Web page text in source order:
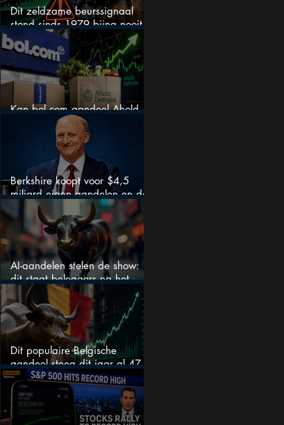
Dit zeldzame beurssignaal
stond sinds 1979 bijna nooit
zo extreem
Kan bol.com aandeel Ahold
nieuw leven inblazen?
Berkshire koopt voor $4,5
miljard eigen aandelen en dat
zegt veel over de waardering
AI-aandelen stelen de show:
dit staat beleggers na het
weekend te wachten
Dit populaire Belgische
aandeel steeg dit jaar al 47
procent: is er ruimte voor
meer?